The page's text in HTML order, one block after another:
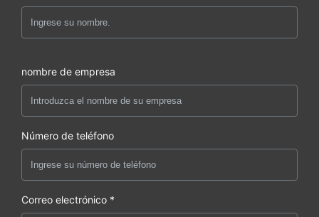
nombre de empresa
Número de teléfono
Correo electrónico *